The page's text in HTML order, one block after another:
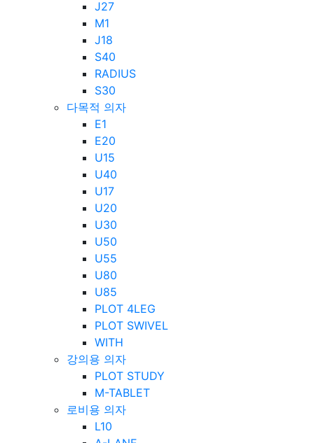
J27
M1
J18
S40
RADIUS
S30
다목적 의자
E1
E20
U15
U40
U17
U20
U30
U50
U55
U80
U85
PLOT 4LEG
PLOT SWIVEL
WITH
강의용 의자
PLOT STUDY
M-TABLET
로비용 의자
L10